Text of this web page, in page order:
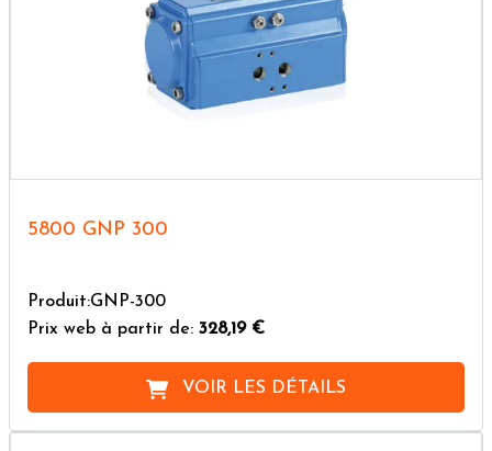
5800 GNP 300
Produit:GNP-300
Prix web à partir de: 328,19 €
VOIR LES DÉTAILS